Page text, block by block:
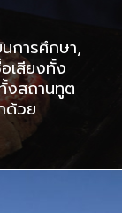
การศึกษา,
เสียงทั้ง
งสถานทูต
ด้วย